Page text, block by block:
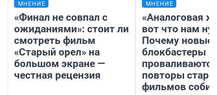
МНЕНИЕ
«Финал не совпал с
ожиданиями»: стоит ли
смотреть фильм
«Старый орел» на
большом экране —
честная рецензия
МНЕНИЕ
«Аналоговая
вот что нам
Почему новые
блокбастеры
повторы
фильмов